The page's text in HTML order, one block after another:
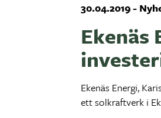
30.04.2019 -
Ekenäs
Ekenäs Energi,
ett solkraftverk i